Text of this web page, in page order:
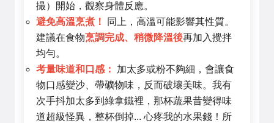
撮）開始，觀察身體反應。
避免高溫烹煮！
同上，高溫可能影響其性質。
建議在食物烹調完成、稍微降溫後再加入攪拌
均勻。
考量味道和口感：
加太多或粉不夠細，會讓食
物口感變沙、帶礦物味，反而破壞美味。我有
次手抖加太多到綠拿鐵裡，那杯蔬果昔變得味
道超級怪異，整杯倒掉... 心疼我的水果錢！所